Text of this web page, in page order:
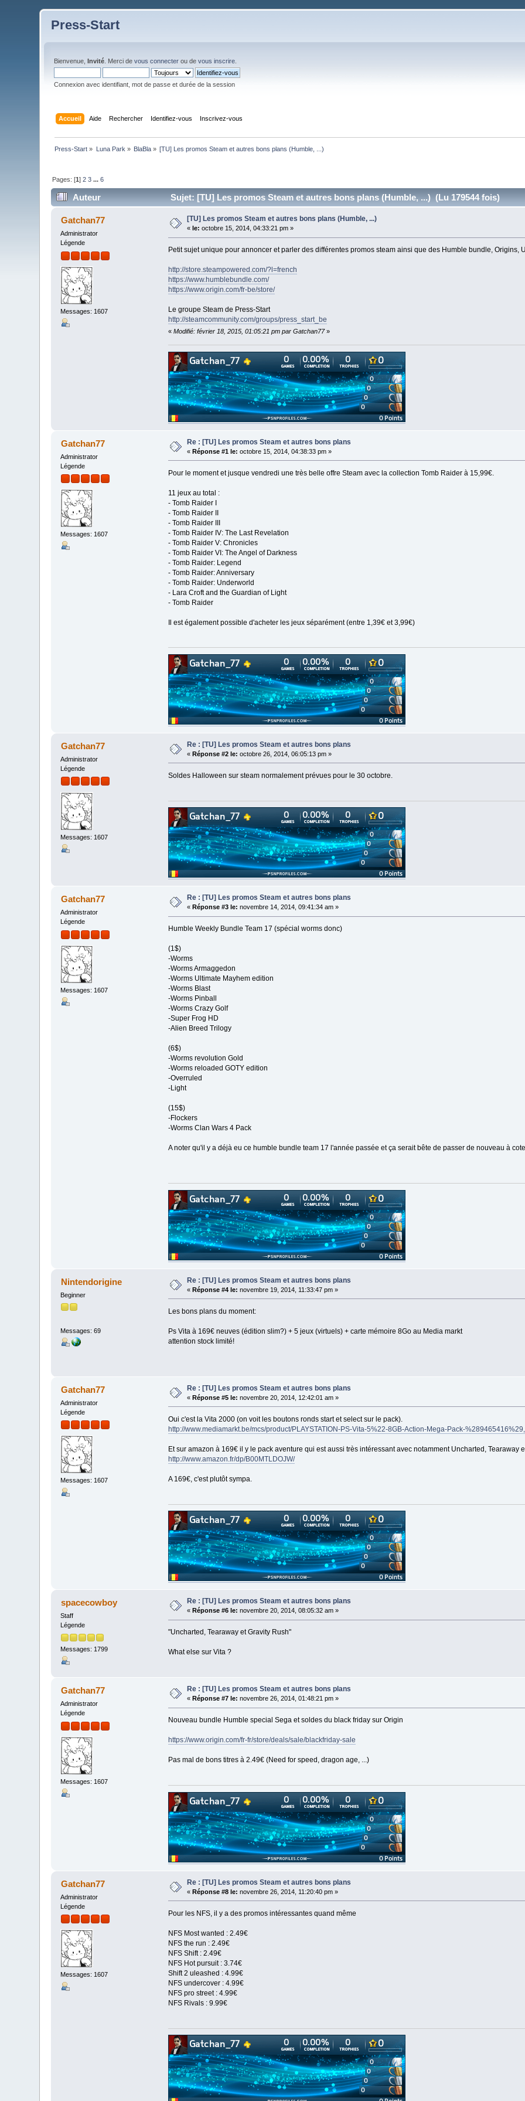
Press-Start
Bienvenue,Invité . Merci devous connecter ou devous inscrire
Connexion avec identifiant, mot de passe et durée de la session
Accueil Aide Rechercher Identifiez-vous Inscrivez-vous
Press-Start » Luna Park » BlaBla » [TU] Les promos Steam et autres bons plans (Humble, ...)
Pages: [1]2 3 ...6
Auteur Sujet: [TU] Les promos Steam et autres bons plans (Humble, ...) (Lu 179544 fois)
Gatchan77
Administrator
Légende
Messages: 1607
[TU] Les promos Steam et autres bons plans (Humble, ...)
« le: octobre 15, 2014, 04:33:21 pm »
Petit sujet unique pour annoncer et parler des différentes promos steam ainsi que des Humble bundle, Origins,
http://store.steampowered.com/?l=french
https://www.humblebundle.com/
https://www.origin.com/fr-be/store/
Le groupe Steam de Press-Start
http://steamcommunity.com/groups/press_start_be
« Modifié: février 18, 2015, 01:05:21 pm par Gatchan77»
Gatchan77
Administrator
Légende
Messages: 1607
Re : [TU] Les promos Steam et autres bons plans
«Réponse #1 le: octobre 15, 2014, 04:38:33 pm »
Pour le moment et jusque vendredi une très belle offre Steam avec la collection Tomb Raider à 15,99€.
11 jeux au total :
- Tomb Raider I
- Tomb Raider II
- Tomb Raider III
- Tomb Raider IV: The Last Revelation
- Tomb Raider V: Chronicles
- Tomb Raider VI: The Angel of Darkness
- Tomb Raider: Legend
- Tomb Raider: Anniversary
- Tomb Raider: Underworld
- Lara Croft and the Guardian of Light
- Tomb Raider
Il est également possible d'acheter les jeux séparément (entre 1,39€ et 3,99€)
Gatchan77
Administrator
Légende
Messages: 1607
Re : [TU] Les promos Steam et autres bons plans
«Réponse #2 le: octobre 26, 2014, 06:05:13 pm »
Soldes Halloween sur steam normalement prévues pour le 30 octobre.
Gatchan77
Administrator
Légende
Messages: 1607
Re : [TU] Les promos Steam et autres bons plans
« Réponse #3 le: novembre 14, 2014, 09:41:34 am »
Humble Weekly Bundle Team 17 (spécial worms donc)
(1$)
-Worms
-Worms Armaggedon
-Worms Ultimate Mayhem edition
-Worms Blast
-Worms Pinball
-Worms Crazy Golf
-Super Frog HD
-Alien Breed Trilogy
(6$)
-Worms revolution Gold
-Worms reloaded GOTY edition
-Overruled
-Light
(15$)
-Flockers
-Worms Clan Wars 4 Pack
A noter qu'il y a déjà eu ce humble bundle team 17 l'année passée et ça serait bête de passer de nouveau à
Nintendorigine
Beginner
Messages: 69
Re : [TU] Les promos Steam et autres bons plans
«Réponse #4 le: novembre 19, 2014, 11:33:47 pm »
Les bons plans du moment:
Ps Vita à 169€ neuves (édition slim?) + 5 jeux (virtuels) + carte mémoire 8Go au Media markt
attention stock limité!
Gatchan77
Administrator
Légende
Messages: 1607
Re : [TU] Les promos Steam et autres bons plans
«Réponse #5 le: novembre 20, 2014, 12:42:01 am »
Oui c'est la Vita 2000 (on voit les boutons ronds start et select sur le pack).
http://www.mediamarkt.be/mcs/product/PLAYSTATION-PS-Vita-5%22-8GB-Action-Mega-Pack-
Et sur amazon à 169€ il y le pack aventure qui est aussi très intéressant avec notamment Uncharted, Tearaway
http://www.amazon.fr/dp/B00MTLDOJW/
A 169€, c'est plutôt sympa.
spacecowboy
Staff
Légende
Messages: 1799
Re : [TU] Les promos Steam et autres bons plans
« Réponse #6 le: novembre 20, 2014, 08:05:32 am »
"Uncharted, Tearaway et Gravity Rush"
What else sur Vita ?
Gatchan77
Administrator
Légende
Messages: 1607
Re : [TU] Les promos Steam et autres bons plans
« Réponse #7 le: novembre 26, 2014, 01:48:21 pm »
Nouveau bundle Humble special Sega et soldes du black friday sur Origin
https://www.origin.com/fr-fr/store/deals/sale/blackfriday-sale
Pas mal de bons titres à 2.49€ (Need for speed, dragon age, ...)
Gatchan77
Administrator
Légende
Messages: 1607
Re : [TU] Les promos Steam et autres bons plans
«Réponse #8 le: novembre 26, 2014, 11:20:40 pm »
Pour les NFS, il y a des promos intéressantes quand même
NFS Most wanted : 2.49€
NFS the run : 2.49€
NFS Shift : 2.49€
NFS Hot pursuit : 3.74€
Shift 2 uleashed : 4.99€
NFS undercover : 4.99€
NFS pro street : 4.99€
NFS Rivals : 9.99€